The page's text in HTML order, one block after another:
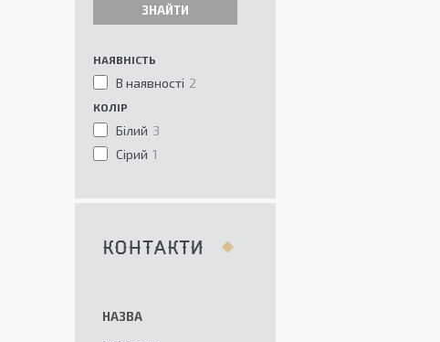
ЗНАЙТИ
НАЯВНІСТЬ
В наявності 2
КОЛІР
Білий 3
Сірий 1
КОНТАКТИ